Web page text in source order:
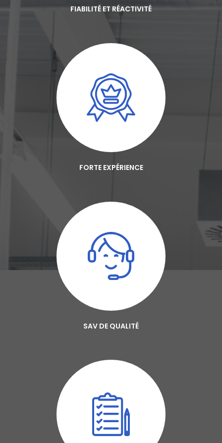
FIABILITÉ ET RÉACTIVITÉ
FORTE EXPÉRIENCE
SAV DE QUALITÉ